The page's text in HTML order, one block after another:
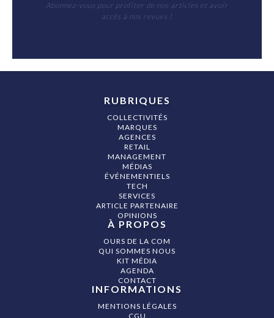
Abonnez-vous pour profiter de nos articles et avoir
accès à nos revues !
RUBRIQUES
COLLECTIVITÉS
MARQUES
AGENCES
RETAIL
MANAGEMENT
MÉDIAS
ÉVÉNEMENTIELS
TECH
SERVICES
ARTICLE PARTENAIRE
OPINIONS
À PROPOS
OURS DE LA COM
QUI SOMMES NOUS
KIT MÉDIA
AGENDA
CONTACT
INFORMATIONS
MENTIONS LÉGALES
CGU